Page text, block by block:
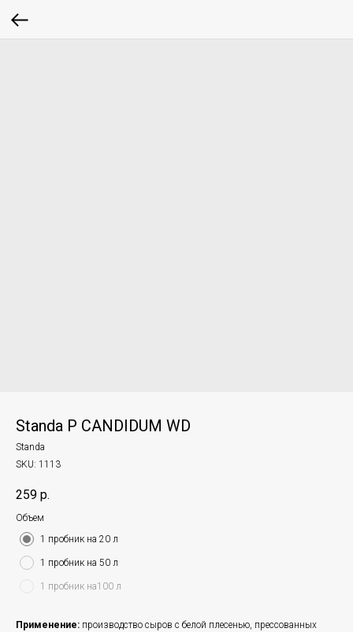
Standa P CANDIDUM WD
Standa
SKU: 1113
259 р.
Объем
1 пробник на 20 л
1 пробник на 50 л
1 пробник на100 л
Применение: производство сыров с белой плесенью, прессованных